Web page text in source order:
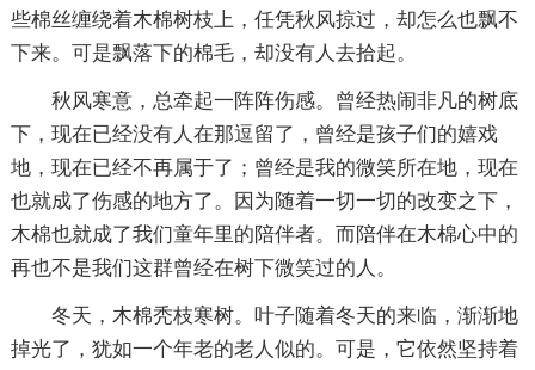
些棉丝缠绕着木棉树枝上，任凭秋风掠过，却怎么也飘不
下来。可是飘落下的棉毛，却没有人去拾起。
秋风寒意，总牵起一阵阵伤感。曾经热闹非凡的树底
下，现在已经没有人在那逗留了，曾经是孩子们的嬉戏
地，现在已经不再属于了；曾经是我的微笑所在地，现在
也就成了伤感的地方了。因为随着一切一切的改变之下，
木棉也就成了我们童年里的陪伴者。而陪伴在木棉心中的
再也不是我们这群曾经在树下微笑过的人。
冬天，木棉秃枝寒树。叶子随着冬天的来临，渐渐地
掉光了，犹如一个年老的老人似的。可是，它依然坚持着